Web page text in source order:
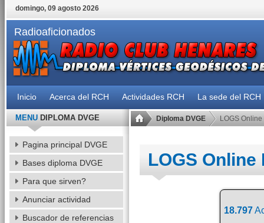
domingo, 09 agosto 2026
Radioaficionados
Inicio Acerca del RCH Actividades RCH La sede del RCH
Diploma DVGE LOGS Online
LOGS Online
18.797
MENUDIPLOMA DVGE
Pagina principal DVGE
Bases diploma DVGE
Para que sirven?
Anunciar actividad
Buscador de referencias